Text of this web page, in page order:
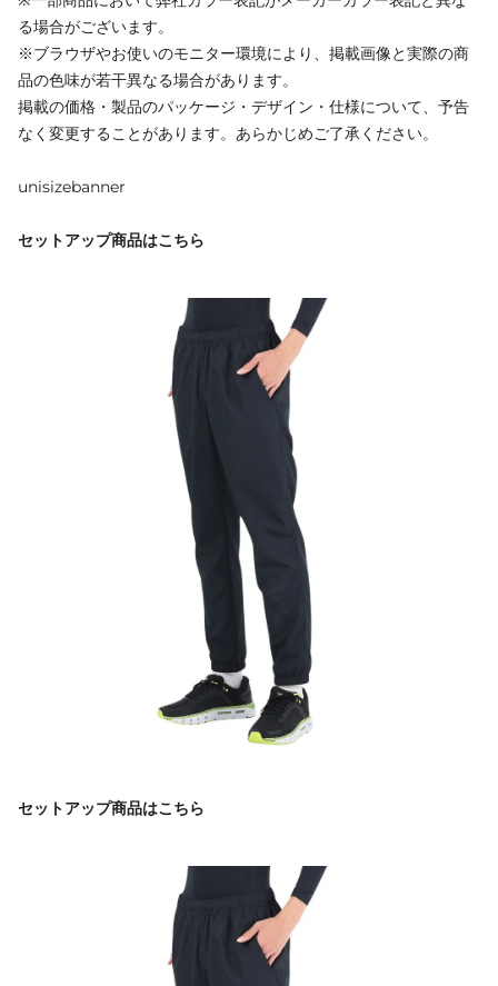
る場合がございます。
※ブラウザやお使いのモニター環境により、掲載画像と実際の商
品の色味が若干異なる場合があります。
掲載の価格・製品のパッケージ・デザイン・仕様について、予告
なく変更することがあります。あらかじめご了承ください。
unisizebanner
セットアップ商品はこちら
セットアップ商品はこちら